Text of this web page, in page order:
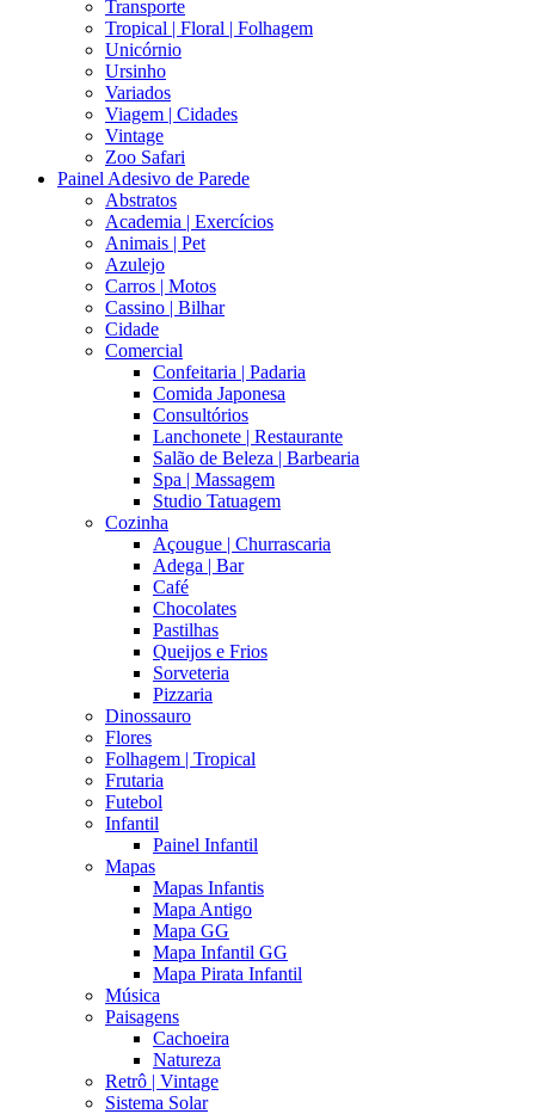
Transporte
Tropical | Floral | Folhagem
Unicórnio
Ursinho
Variados
Viagem | Cidades
Vintage
Zoo Safari
Painel Adesivo de Parede
Abstratos
Academia | Exercícios
Animais | Pet
Azulejo
Carros | Motos
Cassino | Bilhar
Cidade
Comercial
Confeitaria | Padaria
Comida Japonesa
Consultórios
Lanchonete | Restaurante
Salão de Beleza | Barbearia
Spa | Massagem
Studio Tatuagem
Cozinha
Açougue | Churrascaria
Adega | Bar
Café
Chocolates
Pastilhas
Queijos e Frios
Sorveteria
Pizzaria
Dinossauro
Flores
Folhagem | Tropical
Frutaria
Futebol
Infantil
Painel Infantil
Mapas
Mapas Infantis
Mapa Antigo
Mapa GG
Mapa Infantil GG
Mapa Pirata Infantil
Música
Paisagens
Cachoeira
Natureza
Retrô | Vintage
Sistema Solar